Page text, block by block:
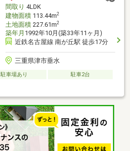
間取り 4LDK
建物面積113.44m2
土地面積227.61m2
築年月 1992年10月(築33年11ヶ月)
近鉄名古屋線 南が丘駅 徒歩17分
三重県津市垂水
駐車場あり
駐車2台